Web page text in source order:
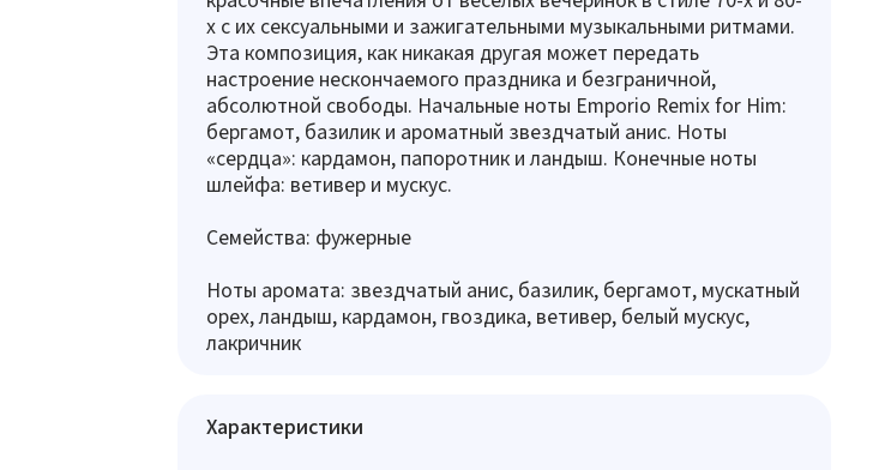
х с их сексуальными и зажигательными музыкальными ритмами.
Эта композиция, как никакая другая может передать
настроение нескончаемого праздника и безграничной,
абсолютной свободы. Начальные ноты Emporio Remix for Him:
бергамот, базилик и ароматный звездчатый анис. Ноты
«сердца»: кардамон, папоротник и ландыш. Конечные ноты
шлейфа: ветивер и мускус.
Семейства: фужерные
Ноты аромата: звездчатый анис, базилик, бергамот, мускатный
орех, ландыш, кардамон, гвоздика, ветивер, белый мускус,
лакричник
Характеристики